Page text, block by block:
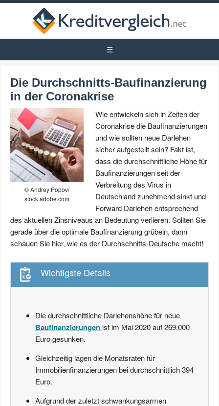
Die Durchschnitts-Baufinanzierung
in der Coronakrise
© Andrey Popov/
stock.adobe.com
Wie entwickeln sich in Zeiten der
Coronakrise die Baufinanzierungen
und wie sollten neue Darlehen
sicher aufgestellt sein? Fakt ist,
dass die durchschnittliche Höhe für
Baufinanzierungen seit der
Verbreitung des Virus in
Deutschland zunehmend sinkt und
Forward Darlehen entsprechend
des aktuellen Zinsniveaus an Bedeutung verlieren. Sollten Sie
gerade über die optimale Baufinanzierung grübeln, dann
schauen Sie hier, wie es der Durchschnitts-Deutsche macht!
Wichtigste Details
Die durchschnittliche Darlehenshöhe für neue
Baufinanzierungenist im Mai 2020 auf 269.000
Euro gesunken.
Gleichzeitig lagen die Monatsraten für
Immobilienfinanzierungen bei durchschnittlich 394
Euro.
Aufgrund der zuletzt schwankungsarmen